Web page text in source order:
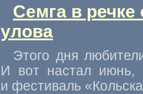
Семга в речке
улова
Этого дня
И вот настал июнь,
и фестиваль «